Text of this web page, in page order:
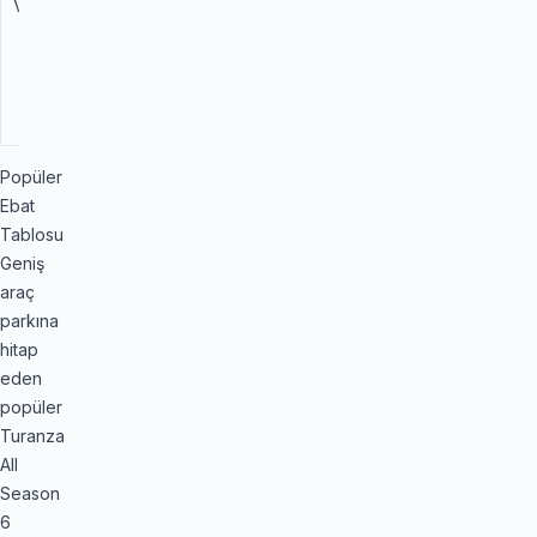
Verimlilik
Popüler
Ebat
Tablosu
Geniş
araç
parkına
hitap
eden
popüler
Turanza
All
Season
6